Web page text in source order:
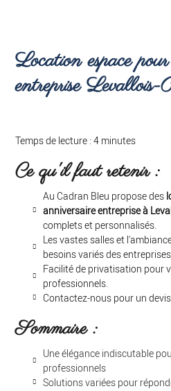
Location espace
entreprise Levallois-
Temps de lecture : 4 minutes
Ce qu'il faut retenir :
Au Cadran Bleu propose des
anniversaire entreprise à
complets et personnalisés.
Les vastes salles et
besoins variés des entreprises.
Facilité de privatisation pour
professionnels.
Contactez-nous pour un
Sommaire :
Une élégance indiscutable
professionnels
Solutions variées pour